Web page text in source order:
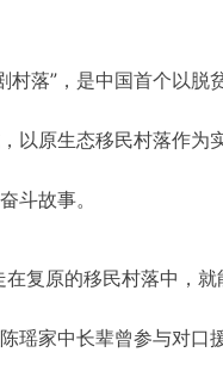
村落”，是中国首个以
以原生态移民村落作
斗故事。
复原的移民村落中，
瑶家中长辈曾参与对